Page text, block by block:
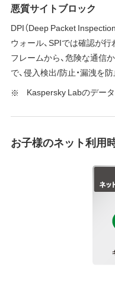
悪質サイトブロック
DPI（Deep Packet
ウォール、SPIでは確認が
フレームから、危険な通信
で、侵入検出/防止・漏洩を
Kaspersky Labのデー
お子様のネット利用